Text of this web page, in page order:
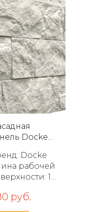
Docke
Docke
рабочей
10
руб.